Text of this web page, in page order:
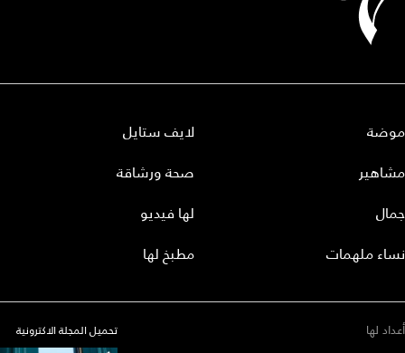
موضة
مشاهير
جمال
نساء ملهمات
لايف ستايل
صحة ورشاقة
لها فيديو
مطبخ لها
أعداد لها تحميل المجلة الاكترونية